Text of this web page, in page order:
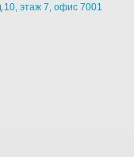
этаж 7, офис 7001